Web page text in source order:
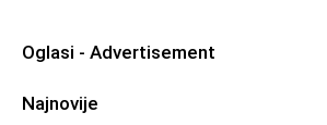
Oglasi - Advertisement
Najnovije